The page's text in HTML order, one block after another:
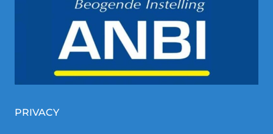
PRIVACY